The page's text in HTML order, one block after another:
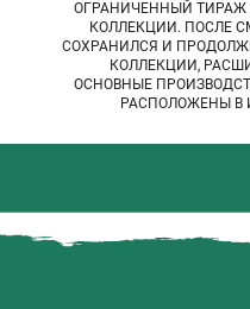
ОГРАНИЧЕННЫЙ ТИРАЖ
КОЛЛЕКЦИИ. ПОСЛЕ
СОХРАНИЛСЯ И
КОЛЛЕКЦИИ,
ОСНОВНЫЕ
РАСПОЛОЖЕНЫ В